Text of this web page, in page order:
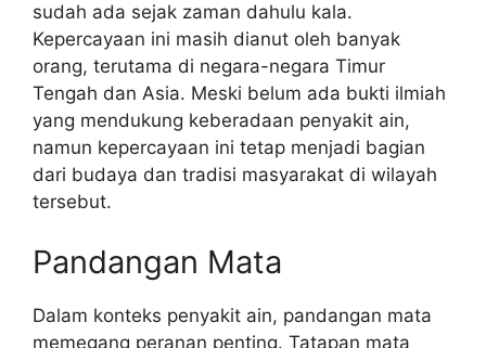
sudah ada sejak zaman dahulu kala.
Kepercayaan ini masih dianut oleh banyak
orang, terutama di negara-negara Timur
Tengah dan Asia. Meski belum ada bukti ilmiah
yang mendukung keberadaan penyakit ain,
namun kepercayaan ini tetap menjadi bagian
dari budaya dan tradisi masyarakat di wilayah
tersebut.
Pandangan Mata
Dalam konteks penyakit ain, pandangan mata
memegang peranan penting. Tatapan mata